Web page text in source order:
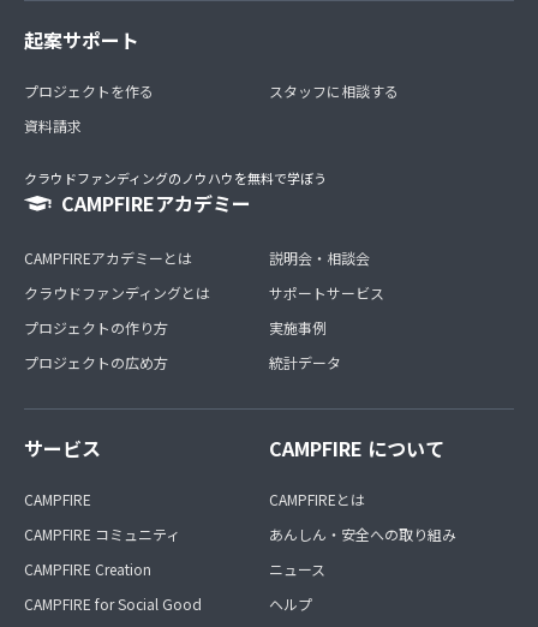
起案サポート
プロジェクトを作る
資料請求
スタッフに相談する
クラウドファンディングのノウハウを無料で学ぼう
CAMPFIREアカデミー
CAMPFIREアカデミーとは
クラウドファンディングとは
プロジェクトの作り方
プロジェクトの広め方
説明会・相談会
サポートサービス
実施事例
統計データ
サービス
CAMPFIRE
CAMPFIRE コミュニティ
CAMPFIRE Creation
CAMPFIRE for Social Good
CAMPFIRE について
CAMPFIREとは
あんしん・安全への取り組み
ニュース
ヘルプ